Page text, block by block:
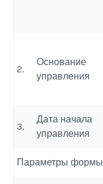
2.
Основание
управления
3.
Дата начала
управления
Параметры формы